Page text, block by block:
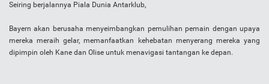
Seiring berjalannya Piala Dunia Antarklub,
Bayern akan berusaha menyeimbangkan pemulihan pemain dengan upaya
mereka meraih gelar, memanfaatkan kehebatan menyerang mereka yang
dipimpin oleh Kane dan Olise untuk menavigasi tantangan ke depan.